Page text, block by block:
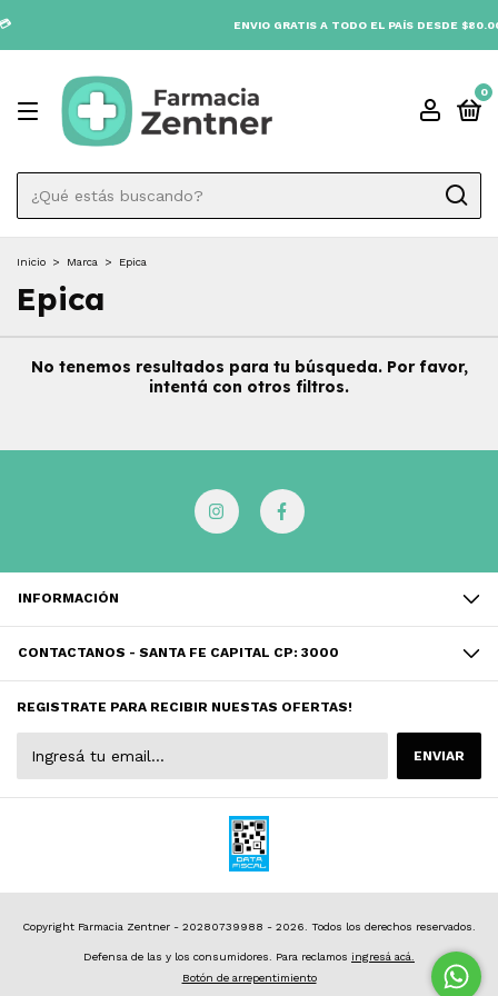
ENVIO GRATIS A TODO EL PAÍS DESDE
0
Inicio > Marca > Epica
Epica
No tenemos resultados para tu búsqueda. Por favor,
intentá con otros filtros.
INFORMACIÓN
CONTACTANOS - SANTA FE CAPITAL CP: 3000
REGISTRATE PARA RECIBIR NUESTAS OFERTAS!
Copyright Farmacia Zentner - 20280739988 - 2026. Todos los derechos reservados.
Defensa de las y los consumidores. Para reclamos ingresá acá.
Botón de arrepentimiento